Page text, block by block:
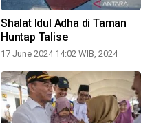
Shalat Idul Adha di Taman
Huntap Talise
17 June 2024 14:02 WIB, 2024